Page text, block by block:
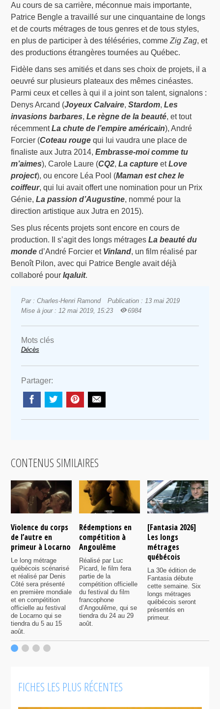
Au cours de sa carrière, méconnue mais importante,
Patrice Bengle a travaillé sur une cinquantaine de longs
et de courts métrages de tous genres et de tous styles,
en plus de participer à des téléséries, commeZig Zag, et
des productions étrangères tournées au Québec.
Fidèle dans ses amitiés et dans ses choix de projets, il a
oeuvré sur plusieurs plateaux des mêmes cinéastes.
Parmi ceux et celles à qui il a joint son talent, signalons :
Denys Arcand (Joyeux Calvaire,Stardom,Les
invasions barbares,Le règne de la beauté, et tout
récemmentLa chute de l’empire américain), André
Forcier (Coteau rouge qui lui vaudra une place de
finaliste aux Jutra 2014,Embrasse-moi comme tu
m’aimes), Carole Laure (CQ2,La capture etLove
project), ou encore Léa Pool (Maman est chez le
coiffeur, qui lui avait offert une nomination pour un Prix
Génie, La passion d’Augustine, nommé pour la
direction artistique aux Jutra en 2015).
Ses plus récents projets sont encore en cours de
production. Il s’agit des longs métragesLa beauté du
monde d’André Forcier et Vinland, un film réalisé par
Benoît Pilon, avec qui Patrice Bengle avait déjà
collaboré pourIqaluit.
Par : Charles-Henri Ramond
Publication : 13 mai 2019
Mise à jour : 12 mai 2019, 15:23
6984
Mots clés
Décès
Partager:
CONTENUS SIMILAIRES
Violence du corps
de l’autre en
primeur à Locarno
Le long métrage
québécois scénarisé
et réalisé par Denis
Côté sera présenté
en première mondiale
et en compétition
officielle au festival
de Locarno qui se
tiendra du 5 au 15
août.
Rédemptions en
compétition à
Angoulême
Réalisé par Luc
Picard, le film fera
partie de la
compétition officielle
du festival du film
francophone
d’Angoulême, qui se
tiendra du 24 au 29
août.
[Fantasia 2026]
Les longs
métrages
québécois
La 30e édition de
Fantasia débute
cette semaine. Six
longs métrages
québécois seront
présentés en
primeur.
FICHES LES PLUS RÉCENTES